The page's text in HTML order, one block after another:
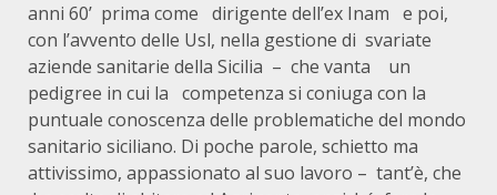
anni 60’ prima come dirigente dell’ex Inam e poi,
con l’avvento delle Usl, nella gestione di svariate
aziende sanitarie della Sicilia – che vanta un
pedigree in cui la competenza si coniuga con la
puntuale conoscenza delle problematiche del mondo
sanitario siciliano. Di poche parole, schietto ma
attivissimo, appassionato al suo lavoro – tant’è, che